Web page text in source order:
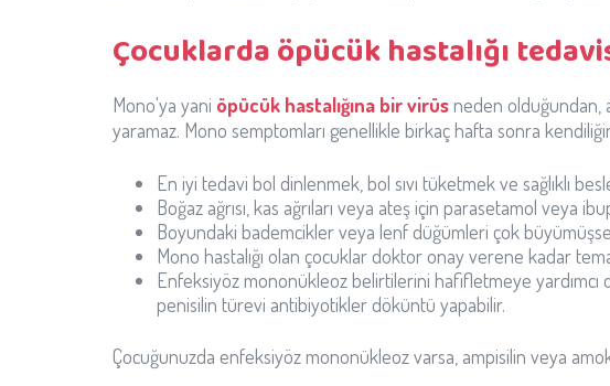
Çocuklarda öpücük hastalığı
Mono'ya yani öpücük hastalığına bir virüs neden olduğundan,
yaramaz. Mono semptomları genellikle birkaç hafta sonra
En iyi tedavi bol dinlenmek, bol sıvı tüketmek ve sağlıklı
Boğaz ağrısı, kas ağrıları veya ateş için parasetamol veya
Boyundaki bademcikler veya lenf düğümleri çok
Mono hastalığı olan çocuklar doktor onay verene kadar
Enfeksiyöz mononükleoz belirtilerini hafifletmeye yardımcı
penisilin türevi antibiyotikler döküntü yapabilir.
Çocuğunuzda enfeksiyöz mononükleoz varsa, ampisilin veya